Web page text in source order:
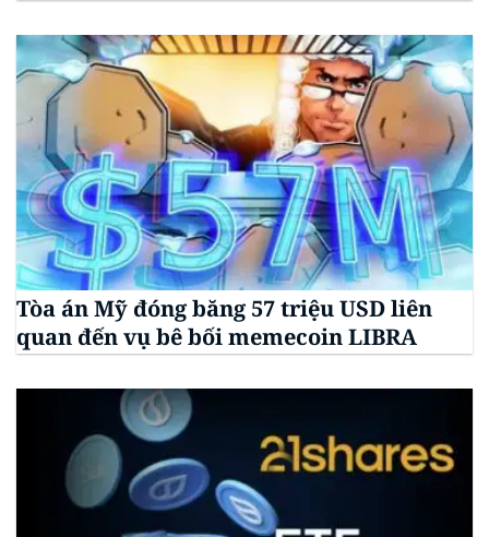
Tòa án Mỹ đóng băng 57 triệu USD liên
quan đến vụ bê bối memecoin LIBRA